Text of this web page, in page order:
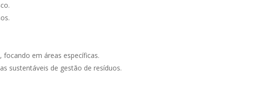
em áreas específicas.
sustentáveis de gestão de resíduos.